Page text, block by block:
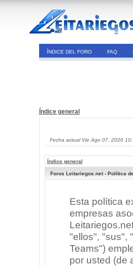
ÍNDICE DEL FORO FAQ
Índice general
Fecha actual Vie Ago 07, 2026
Índice general
Foros Leitariegos.net - Política
Esta política
empresas
"ellos", "sus",
Teams")
por usted (de